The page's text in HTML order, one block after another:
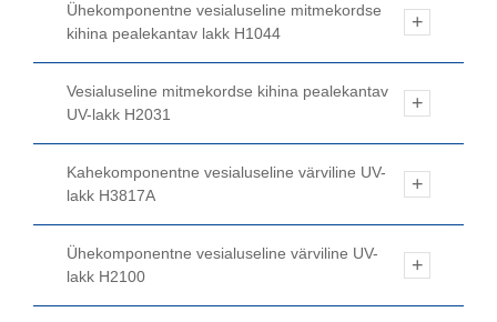
Ühekomponentne vesialuseline mitmekordse
kihina pealekantav lakk H1044
Vesialuseline mitmekordse kihina pealekantav
UV-lakk H2031
Kahekomponentne vesialuseline värviline UV-
lakk H3817A
Ühekomponentne vesialuseline värviline UV-
lakk H2100